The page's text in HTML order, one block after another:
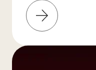
Saiba
mais